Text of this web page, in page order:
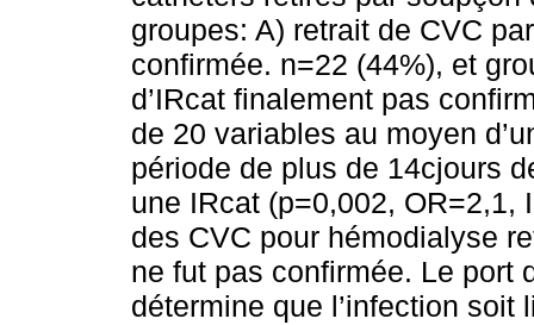
groupes: A) retrait de CVC
confirmée. n=22 (44%), et
d’IRcat finalement pas
de 20 variables au moyen
période de plus de 14cjours
une IRcat (p=0,002, OR=2,1,
des CVC pour hémodialyse
ne fut pas confirmée. Le port
détermine que l’infection soit